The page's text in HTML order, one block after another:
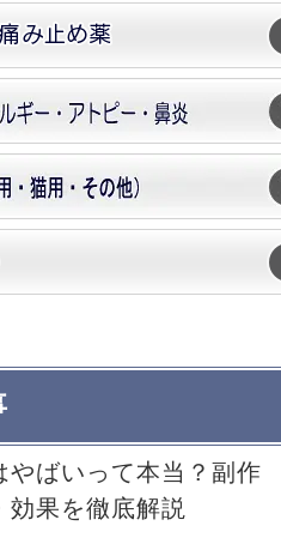
やばいって本当？副作
効果を徹底解説